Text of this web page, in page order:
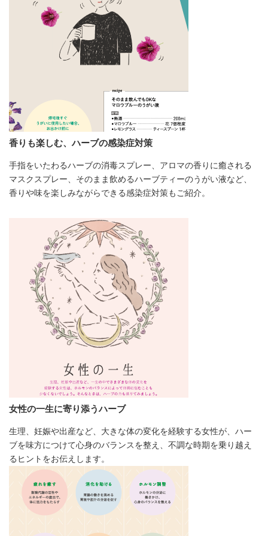
香りも楽しむ、ハーブの感染症対策
手指をいたわるハーブの消毒スプレー、アロマの香りに癒される
マスクスプレー、そのまま飲めるハーブティーのうがい液など、
香りや味を楽しみながらできる感染症対策もご紹介。
女性の一生に寄り添うハーブ
生理、妊娠や出産など、大きな体の変化を経験する女性が、ハー
ブを味方につけて心身のバランスを整え、不調な時期を乗り越え
るヒントをお伝えします。